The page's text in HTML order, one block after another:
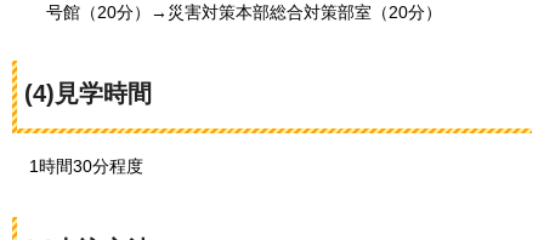
号館（20分）→災害対策本部総合対策部室（20分）
(4)見学時間
1時間30分程度